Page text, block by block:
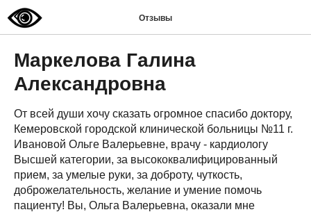
Отзывы
Маркелова Галина
Александровна
От всей души хочу сказать огромное спасибо доктору,
Кемеровской городской клинической больницы №11 г.
Ивановой Ольге Валерьевне, врачу - кардиологу
Высшей категории, за высококвалифицированный
прием, за умелые руки, за доброту, чуткость,
доброжелательность, желание и умение помочь
пациенту! Вы, Ольга Валерьевна, оказали мне